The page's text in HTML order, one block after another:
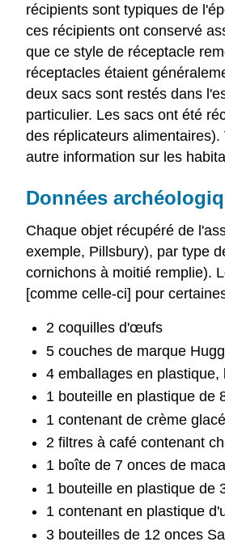
récipients sont typiques de
ces récipients ont conservé
que ce style de réceptacle
réceptacles étaient
deux sacs sont restés dans
particulier. Les sacs ont été
des réplicateurs
autre information sur les
Données
Chaque objet récupéré de
exemple, Pillsbury), par type
cornichons à moitié remplie).
[comme celle-ci] pour
2 coquilles d'œufs
5 couches de marque
4 emballages en
1 bouteille en plastique de
1 contenant de crème
2 filtres à café contenant
1 boîte de 7 onces de
1 bouteille en plastique de
1 contenant en plastique
3 bouteilles de 12 onces